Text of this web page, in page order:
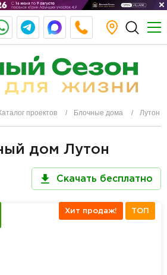
проектов Блочные дома Лутон
дом Лутон
Скачать бесплатно
Хит продаж! ТОП